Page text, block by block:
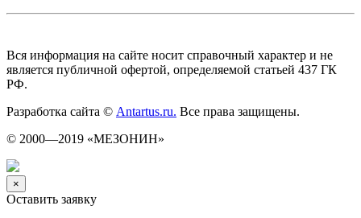
Вся информация на сайте носит справочный характер и не
является публичной офертой, определяемой статьей 437 ГК
РФ.
Разработка сайта © Antartus.ru. Все права защищены.
© 2000—2019 «МЕЗОНИН»
×
Оставить заявку